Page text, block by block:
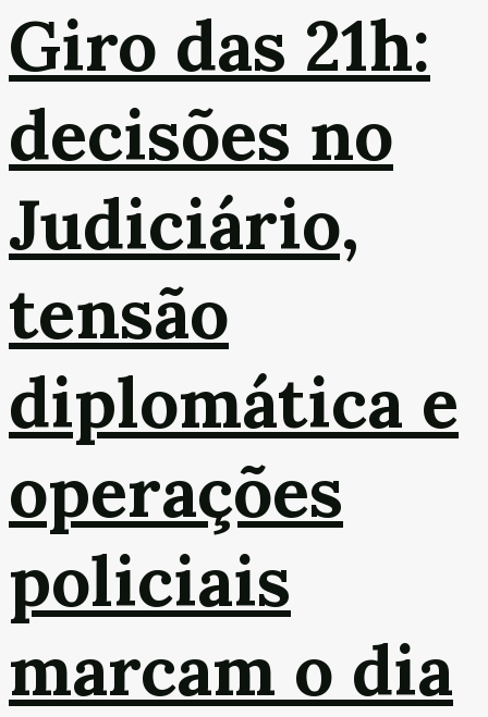
Giro das 21h:
decisões no
Judiciário,
tensão
diplomática e
operações
policiais
marcam o dia